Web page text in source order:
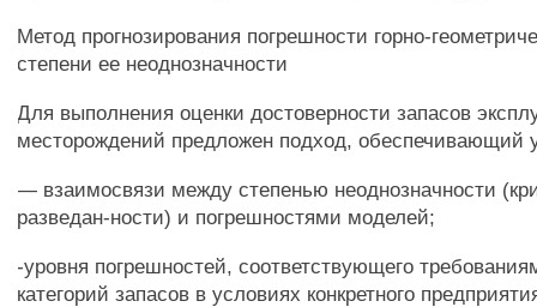
Метод прогнозирования погрешности горно-
степени ее неоднозначности
Для выполнения оценки достоверности запасов
месторождений предложен подход, обеспечивающий
— взаимосвязи между степенью неоднозначности
разведан-ности) и погрешностями моделей;
-уровня погрешностей, соответствующего
категорий запасов в условиях конкретного